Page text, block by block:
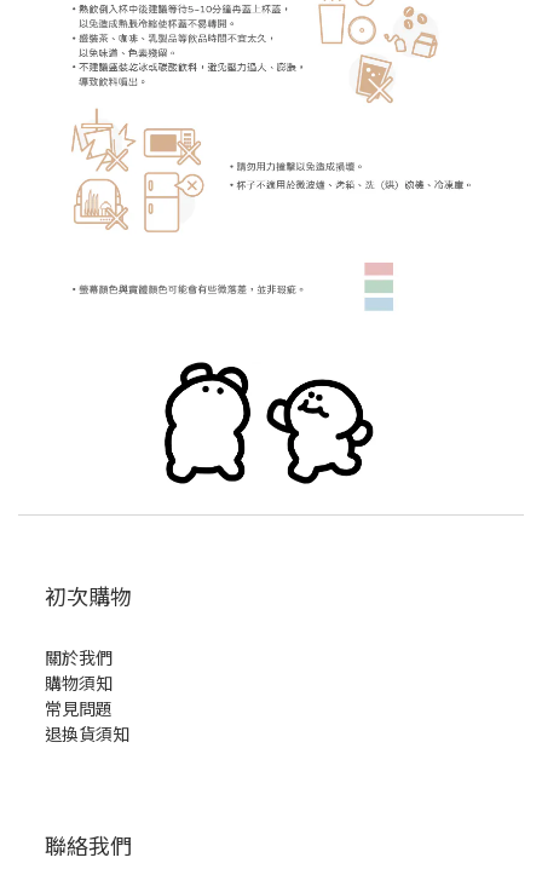
初次購物
關於我們
購物須知
常見問題
退換貨須知
聯絡我們